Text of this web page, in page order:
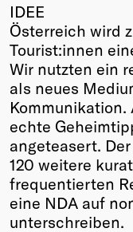
IDEE
Österreich wird
Tourist:innen
Wir nutzten ein
als neues
Kommunikation.
echte
angeteasert.
120 weitere
frequentierten
eine NDA auf
unterschreiben.